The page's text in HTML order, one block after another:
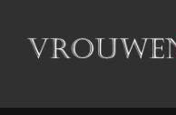
naar
inhoud